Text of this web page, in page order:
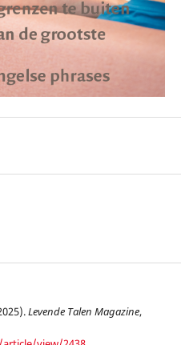
Levende Talen Magazine,